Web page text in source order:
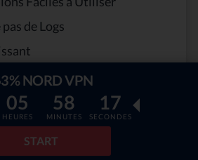
de Logs
de Serveur
NORD VPN
05
HEURES
58
MINUTES
16
SECONDES
START